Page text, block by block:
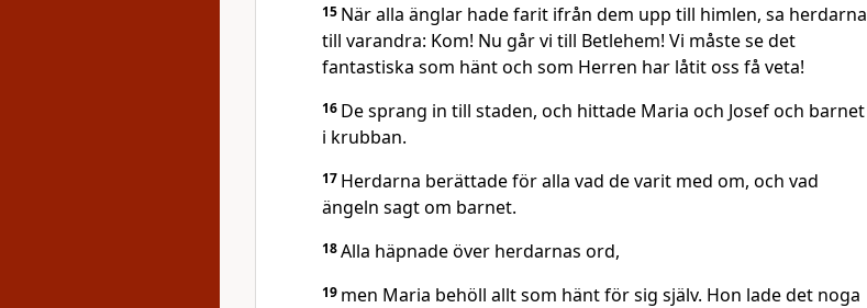
15 När alla änglar hade farit ifrån dem upp till himlen, sa herdarna
till varandra: Kom! Nu går vi till Betlehem! Vi måste se det
fantastiska som hänt och som Herren har låtit oss få veta!
16 De sprang in till staden, och hittade Maria och Josef och barnet
i krubban.
17 Herdarna berättade för alla vad de varit med om, och vad
ängeln sagt om barnet.
18Alla häpnade över herdarnas ord,
19 men Maria behöll allt som hänt för sig själv. Hon lade det noga